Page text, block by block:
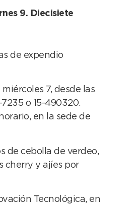
9. Diecisiete
de expendio
7, desde las
o 15-490320.
en la sede de
de cebolla de verdeo,
cherry y ajíes por
Tecnológica, en